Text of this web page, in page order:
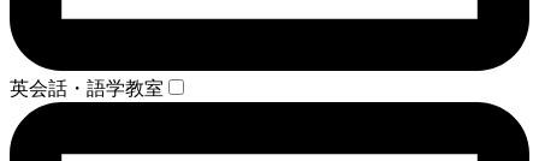
英会話・語学教室